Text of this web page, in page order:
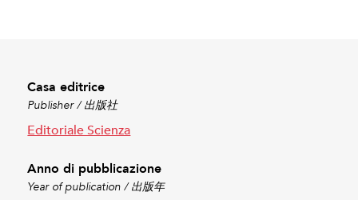
Casa editrice
Publisher / 出版社
Editoriale Scienza
Anno di pubblicazione
Year of publication / 出版年